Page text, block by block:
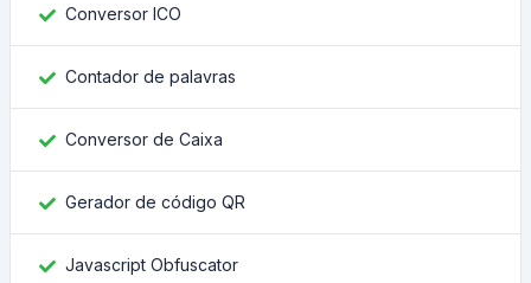
Conversor ICO
Contador de palavras
Conversor de Caixa
Gerador de código QR
Javascript Obfuscator